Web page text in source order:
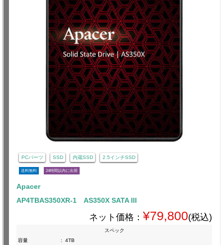
PCパーツ SSD 内蔵SSD 2.5インチSSD
送料無料 24時間以内に出荷
Apacer
AP4TBAS350XR-1 AS350X SATA III
ネット価格： ¥79,800(税込)
スペック
容量
:
4TB